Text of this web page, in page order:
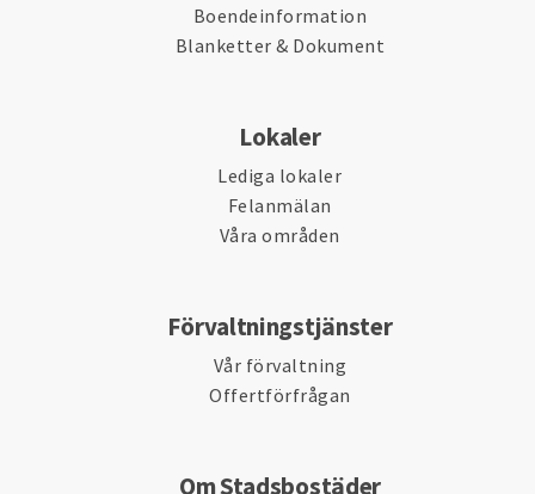
Boendeinformation
Blanketter & Dokument
Lokaler
Lediga lokaler
Felanmälan
Våra områden
Förvaltningstjänster
Vår förvaltning
Offertförfrågan
Om Stadsbostäder